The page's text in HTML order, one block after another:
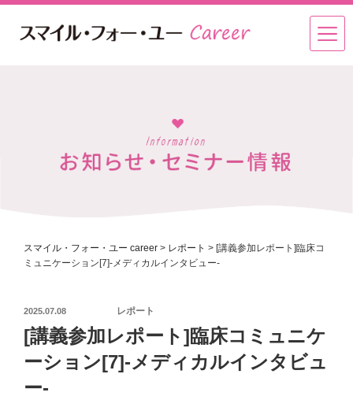
スマイル・フォー・ユー career > レポート > [講義参加レポート]臨床コ
ミュニケーション[7]-メディカルインタビュー-
投
日:
2025.07.08 レポート
[講義参加レポート]臨床コミュニケ
ーション[7]-メディカルインタビュ
ー-